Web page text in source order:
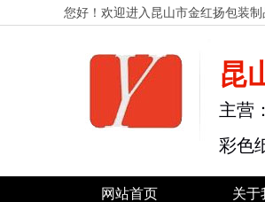
您好！欢迎进入昆山市金红扬包装制
昆
主营
彩色
网站首页 关于